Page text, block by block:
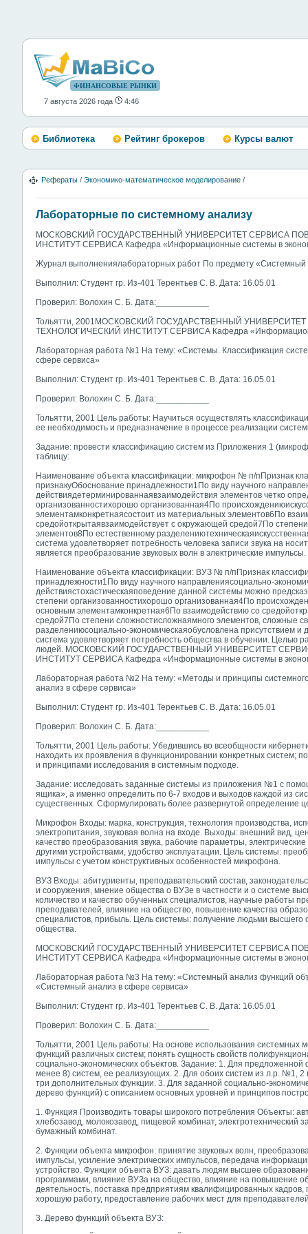
ФИНАНСОВЫЕ РЫНКИ
7 августа 2026 года 4:46
Библиотека Рейтинг брокеров Курсы валют
Рефераты / Экономико-математическое моделирование /
Лабораторные по системному анализу
МОСКОВСКИЙ ГОСУДАРСТВЕННЫЙ УНИВЕРСИТЕТ СЕРВИСА
ИНСТИТУТ СЕРВИСА Кафедра «Информационные системы в
Журнал выполнениялабораторных работ По предмету «Системный
Выполнил: Студент гр. Из-401 Терентьев С. В. Дата: 16.05.01
Проверил: Волохин С. Б. Дата:___________
Тольятти, 2001МОСКОВСКИЙ ГОСУДАРСТВЕННЫЙ
ТЕХНОЛОГИЧЕСКИЙ ИНСТИТУТ СЕРВИСА Кафедра
Лабораторная работа №1 На тему: «Системы. Классификация
сфере сервиса»
Выполнил: Студент гр. Из-401 Терентьев С. В. Дата: 16.05.01
Проверил: Волохин С. Б. Дата:___________
Тольятти, 2001 Цель работы: Научиться осуществлять
ее необходимость и предназначение в процессе реализации
Задание: провести классификацию систем из Приложения 1
таблицу:
Наименование объекта классификации: микрофон № п/пПризнак
признакуОбоснование принадлежности1По виду научного
действиядетерминированнаявзаимодействия элементов четко
организованностихорошо организованная4По
элементамконкретнаясостоит из материальных элементов6По
средойоткрытаявзаимодействует с окружающей средой7По
элементов8По естественному
система удовлетворяет потребность человека записи звука на
является преобразование звуковых волн в электрические импульсы.
Наименование объекта классификации: ВУЗ № п/пПризнак
принадлежности1По виду научного направлениясоциально-
действиястохастическаяповедение данной системы можно
степени организованностихорошо организованная4По
основным элементамконкретная6По взаимодействию со
средой7По степени сложностисложнаямного элементов, сложные
разделениюсоциально-экономическаяобусловлена присутствием
система удовлетворяет потребность общества в обучении. Целью
людей. МОСКОВСКИЙ ГОСУДАРСТВЕННЫЙ УНИВЕРСИТЕТ
ИНСТИТУТ СЕРВИСА Кафедра «Информационные системы в
Лабораторная работа №2 На тему: «Методы и принципы
анализ в сфере сервиса»
Выполнил: Студент гр. Из-401 Терентьев С. В. Дата: 16.05.01
Проверил: Волохин С. Б. Дата:___________
Тольятти, 2001 Цель работы: Убедившись во всеобщности
находить их проявления в функционировании конкретных систем;
и принципами исследования в системным подходе.
Задание: исследовать заданные системы из приложения №1 с
ящика», а именно определить по 6-7 входов и выходов каждой из
существенных. Сформулировать более развернутой определение
Микрофон Входы: марка, конструкция, технология производства,
электропитания, звуковая волна на входе. Выходы: внешний вид,
качество преобразования звука, рабочие параметры,
другими устройствами, удобство эксплуатации. Цель системы:
импульсы с учетом конструктивных особенностей микрофона.
ВУЗ Входы: абитуриенты, преподавательский состав,
и сооружения, мнение общества о ВУЗе в частности и о системе
количество и качество обученных специалистов, научные работы
преподавателей, влияние на общество, повышение качества
специалистов, прибыль. Цель системы: получение людьми высшего
общества.
МОСКОВСКИЙ ГОСУДАРСТВЕННЫЙ УНИВЕРСИТЕТ СЕРВИСА
ИНСТИТУТ СЕРВИСА Кафедра «Информационные системы в
Лабораторная работа №3 На тему: «Системный анализ функций
«Системный анализ в сфере сервиса»
Выполнил: Студент гр. Из-401 Терентьев С. В. Дата: 16.05.01
Проверил: Волохин С. Б. Дата:___________
Тольятти, 2001 Цель работы: На основе использования системных
функций различных систем; понять сущность свойств
социально-экономических объектов. Задание: 1. Для
менее 8) систем, ее реализующих. 2. Для обоих систем из л.р. №1,
три дополнительных функции. 3. Для заданной социально-
дерево функций) с описанием основных уровней и принципов
1. Функция Производить товары широкого потребления Объекты:
хлебозавод, молокозавод, пищевой комбинат, электротехнический
бумажный комбинат.
2. Функции объекта микрофон: принятие звуковых волн,
импульсы, усиление электрических импульсов, передача
устройство. Функции объекта ВУЗ: давать людям высшее
программами, влияние ВУЗа на общество, влияние на повышение
деятельность, поставка предприятиям квалифицированных
хорошую работу, предоставление рабочих мест для
3. Дерево функций объекта ВУЗ: